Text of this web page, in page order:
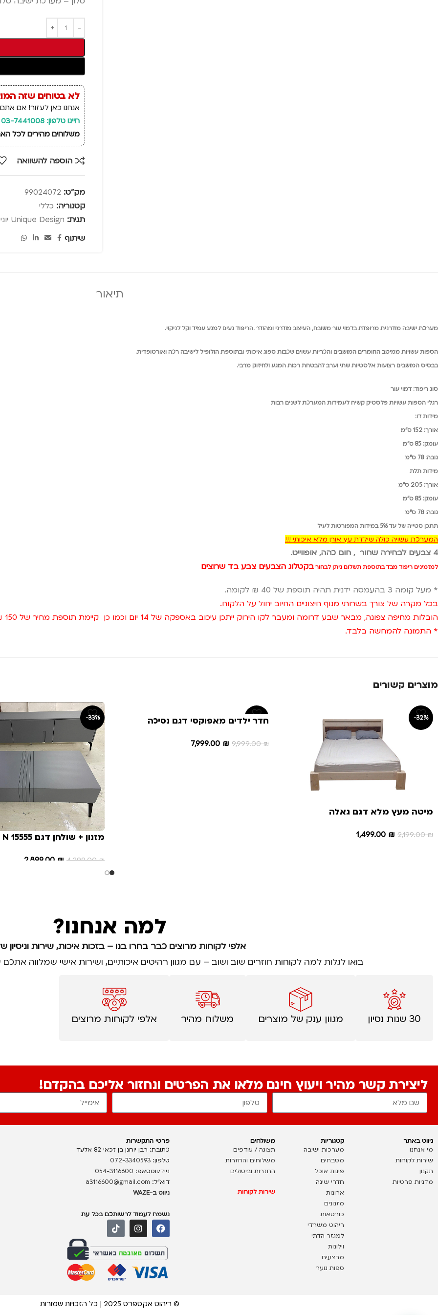
לא בטוחים שזה
אנחנו כאן לעזור! אם
חייגו טלפון: 03-7441008
משלוחים מהירים לכל הארץ, זמן אספקה: 14
הוספה להשוואה
מק"ט: 99024072
קטגוריה: כללי
תגית: Unique Design יוניק דיזיין
שיתוף
תיאור
מערכת ישיבה מודרנית מרופדת בדמוי עור משובח, העיצוב מודרני ומהודר .הריפוד נעים למגע עמיד וקל לניקוי.
הספות עשויות ממיטב החומרים המושבים והכריות עשוים שכבות ספוג איכותי ובתוספתהולופיל לישיבה רכה ואורטופדית.
בבסיס המושבים רצועות אלסטיות שתי וערבלהבטחת רכות המגע ולחיזוק מרבי.
סוג ריפוד: דמוי עור
רגלי הספות עשויות פלסטיק קשיח לעמידות המערכת לשנים רבות
מידות דו:
אורך: 152 ס"מ
עומק: 85 ס"מ
גובה: 78 ס"מ
מידות תלת
אורך: 205 ס"מ
עומק: 85 ס"מ
גובה: 78 ס"מ
תתכן סטייה של עד 5% במידות המפורטות לעיל
המערכת עשויה כולה שילדת עץ אורן מלא איכותי !!!
4 צבעים לבחירה שחור , חום כהה, אופווייט.
למזמינים ריפוד מבד בתוספת תשלום ניתן לבחורבקטלוג הצבעים צבע בד שרוצים
* מעל קומה 3 בהעמסה ידנית תהיה תוספת של 40 ₪ לקומה.
בכל מקרה של צורך בשרותי מנוף חיצוניים החיוב יחול על הלקוח.
הובלות מחיפה צפונה, מבאר שבע דרומה ומעבר לקו הירוק ייתכן עיכוב באספקה של 14 יום וכמו כן קיימת תוספת מחיר של 150 ₪ להובלה.
* התמונה להמחשה בלבד.
מוצרים קשורים
-32%
מיטה מעץ מלא דגם גאלה
2,199.00₪
1,499.00 ₪
-20%
חדר ילדים מאפוקסי דגם נסיכה
9,999.00₪
7,999.00 ₪
-33%
4,299.00₪
2,899.00 ₪
למה אנחנו?
אלפי לקוחות מרוצים כבר בחרו בנו – בזכות איכות, שירות וניסיון
בואו לגלות למה לקוחות חוזרים שוב ושוב – עם מגוון רהיטים איכותיים, ושירות אישי שמלווה
30 שנות נסיון מגוון ענק של מוצרים משלוח מהיר אלפי לקוחות מרוצים
ליצירת קשר מהיר ויעוץ חינם מלאו את הפרטים ונחזור אליכם בהקדם!
ניווט באתר
מי אנחנו
שירות לקוחות
תקנון
מדניות פרטיות
קטגוריות
מערכות ישיבה
מטבחים
פינות אוכל
חדרי שינה
ארונות
מזנונים
כורסאות
ריהוט משרדי
למגזר הדתי
וילונות
מבצעים
ספות נוער
משולחים
תצוגה / עודפים
משלוחים והחזרות
החזרות וביטולים
שירות לקוחות
פרטי התקשרות
כתובת: רבן יוחנן בן זכאי 82 אלעד
טלפון: 072-3340593
נייד/ווטסאפ: 054-3116600
דוא”ל: a3116600@gmail.com
ניווט ב-WAZE
נשמח לעמוד לרשותכם בכל עת
© ריהוט אקספרס 2025 | כל הזכויות שמורות